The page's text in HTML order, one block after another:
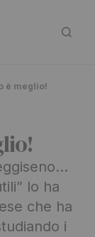
è meglio!
lo ha
che ha
i